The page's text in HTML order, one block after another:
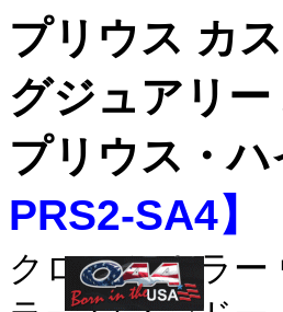
プリウス カ
グジュアリ
プリウス・
PRS2-SA4】
クローム カラ